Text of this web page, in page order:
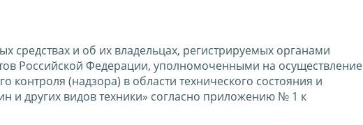
средствах и об их владельцах, регистрируемых органами
Российской Федерации, уполномоченными на осуществление
контроля (надзора) в области технического состояния и
и других видов техники» согласно приложению № 1 к